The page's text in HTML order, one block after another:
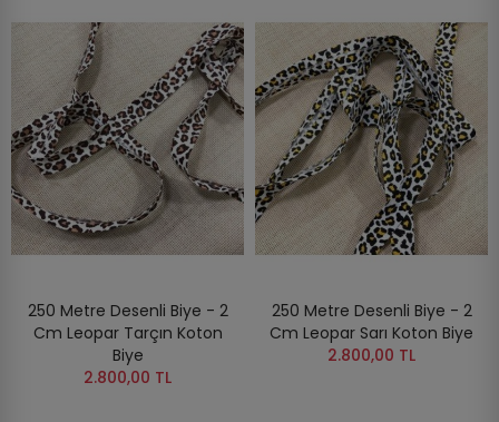
250 Metre Desenli Biye - 2
Cm Leopar Tarçın Koton
Biye
2.800,00 TL
250 Metre Desenli Biye - 2
Cm Leopar Sarı Koton Biye
2.800,00 TL